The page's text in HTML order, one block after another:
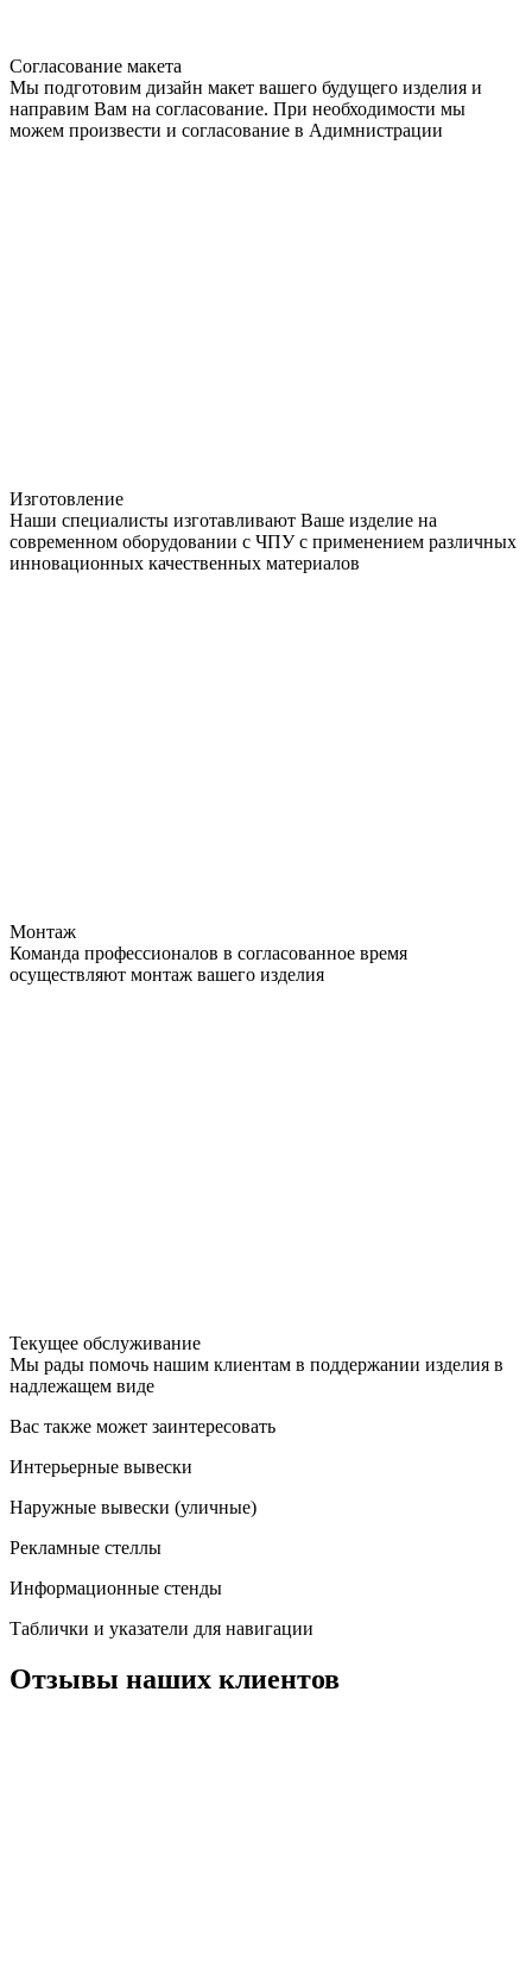
Согласование макета
Мы подготовим дизайн макет вашего будущего изделия и
направим Вам на согласование. При необходимости мы
можем произвести и согласование в Адимнистрации
Изготовление
Наши специалисты изготавливают Ваше изделие на
современном оборудовании с ЧПУ с применением различных
инновационных качественных материалов
Монтаж
Команда профессионалов в согласованное время
осуществляют монтаж вашего изделия
Текущее обслуживание
Мы рады помочь нашим клиентам в поддержании изделия в
надлежащем виде
Вас также может заинтересовать
Интерьерные вывески
Наружные вывески (уличные)
Рекламные стеллы
Информационные стенды
Таблички и указатели для навигации
Отзывы наших клиентов